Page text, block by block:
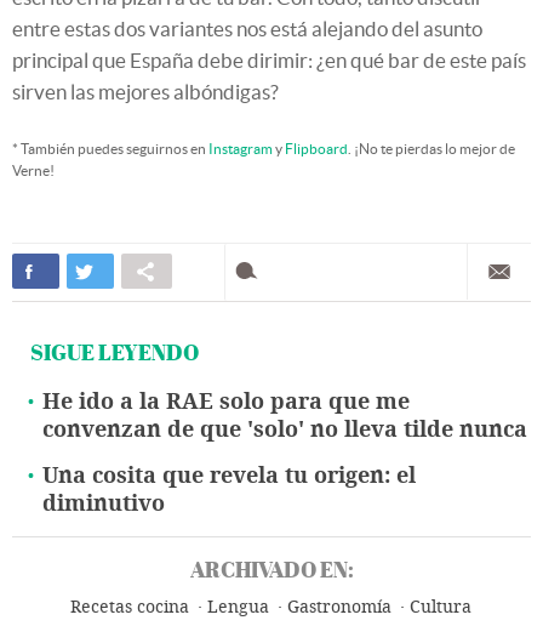
entre estas dos variantes nos está alejando del asunto
principal que España debe dirimir: ¿en qué bar de este país
sirven las mejores albóndigas?
* También puedes seguirnos en Instagramy Flipboard . ¡No te pierdas lo mejor de
Verne!
SIGUE LEYENDO
He ido a la RAE solo para que me
convenzan de que 'solo' no lleva tilde nunca
Una cosita que revela tu origen: el
diminutivo
ARCHIVADO EN:
Recetas cocina Lengua Gastronomía Cultura